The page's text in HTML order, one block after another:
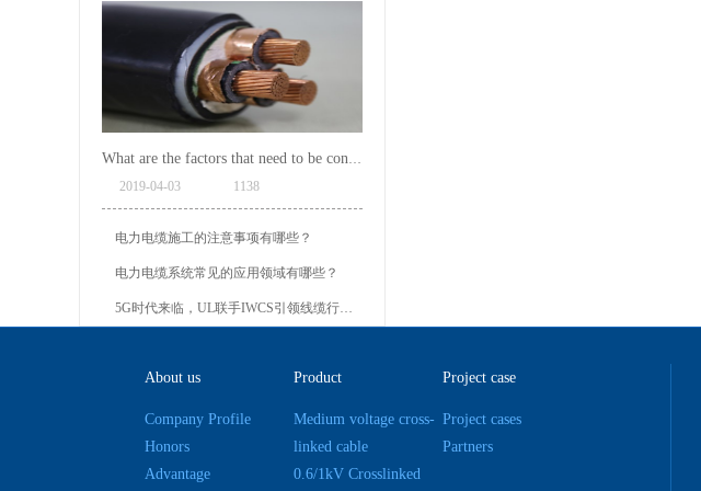
What are the factors that need to be consulted in choosing power cables?
2019-04-03 1138
电力电缆施工的注意事项有哪些？
电力电缆系统常见的应用领域有哪些？
5G时代来临，UL联手IWCS引领线缆行业发展新未来
About us
Company Profile
Honors
Advantage
Product
Medium voltage cross-
linked cable
0.6/1kV Crosslinked
Project case
Project cases
Partners